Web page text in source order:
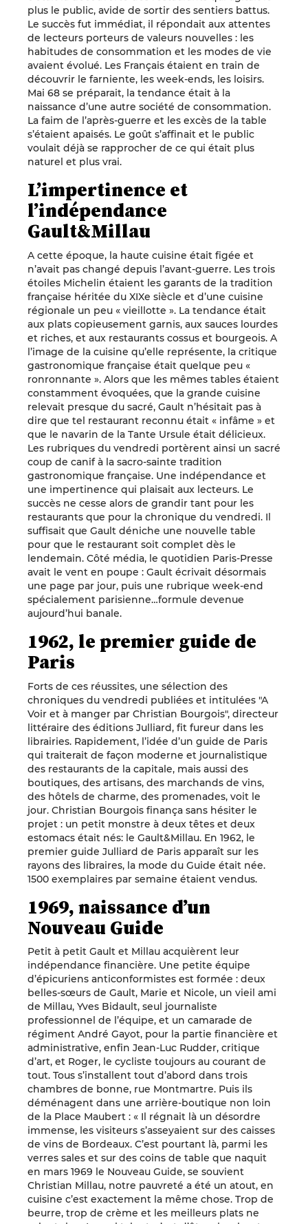
plus le public, avide de sortir des sentiers battus.
Le succès fut immédiat, il répondait aux attentes
de lecteurs porteurs de valeurs nouvelles : les
habitudes de consommation et les modes de vie
avaient évolué. Les Français étaient en train de
découvrir le farniente, les week-ends, les loisirs.
Mai 68 se préparait, la tendance était à la
naissance d’une autre société de consommation.
La faim de l’après-guerre et les excès de la table
s’étaient apaisés. Le goût s’affinait et le public
voulait déjà se rapprocher de ce qui était plus
naturel et plus vrai.
L’impertinence et
l’indépendance
Gault&Millau
A cette époque, la haute cuisine était figée et
n’avait pas changé depuis l’avant-guerre. Les trois
étoiles Michelin étaient les garants de la tradition
française héritée du XIXe siècle et d’une cuisine
régionale un peu « vieillotte ». La tendance était
aux plats copieusement garnis, aux sauces lourdes
et riches, et aux restaurants cossus et bourgeois. A
l’image de la cuisine qu’elle représente, la critique
gastronomique française était quelque peu «
ronronnante ». Alors que les mêmes tables étaient
constamment évoquées, que la grande cuisine
relevait presque du sacré, Gault n’hésitait pas à
dire que tel restaurant reconnu était « infâme » et
que le navarin de la Tante Ursule était délicieux.
Les rubriques du vendredi portèrent ainsi un sacré
coup de canif à la sacro-sainte tradition
gastronomique française. Une indépendance et
une impertinence qui plaisait aux lecteurs. Le
succès ne cesse alors de grandir tant pour les
restaurants que pour la chronique du vendredi. Il
suffisait que Gault déniche une nouvelle table
pour que le restaurant soit complet dès le
lendemain. Côté média, le quotidien Paris-Presse
avait le vent en poupe : Gault écrivait désormais
une page par jour, puis une rubrique week-end
spécialement parisienne…formule devenue
aujourd’hui banale.
1962, le premier guide de
Paris
Forts de ces réussites, une sélection des
chroniques du vendredi publiées et intitulées "A
Voir et à manger par Christian Bourgois", directeur
littéraire des éditions Julliard, fit fureur dans les
librairies. Rapidement, l’idée d’un guide de Paris
qui traiterait de façon moderne et journalistique
des restaurants de la capitale, mais aussi des
boutiques, des artisans, des marchands de vins,
des hôtels de charme, des promenades, voit le
jour. Christian Bourgois finança sans hésiter le
projet : un petit monstre à deux têtes et deux
estomacs était nés: le Gault&Millau. En 1962, le
premier guide Julliard de Paris apparaît sur les
rayons des libraires, la mode du Guide était née.
1500 exemplaires par semaine étaient vendus.
1969, naissance d’un
Nouveau Guide
Petit à petit Gault et Millau acquièrent leur
indépendance financière. Une petite équipe
d’épicuriens anticonformistes est formée : deux
belles-sœurs de Gault, Marie et Nicole, un vieil ami
de Millau, Yves Bidault, seul journaliste
professionnel de l’équipe, et un camarade de
régiment André Gayot, pour la partie financière et
administrative, enfin Jean-Luc Rudder, critique
d’art, et Roger, le cycliste toujours au courant de
tout. Tous s’installent tout d’abord dans trois
chambres de bonne, rue Montmartre. Puis ils
déménagent dans une arrière-boutique non loin
de la Place Maubert : « Il régnait là un désordre
immense, les visiteurs s’asseyaient sur des caisses
de vins de Bordeaux. C’est pourtant là, parmi les
verres sales et sur des coins de table que naquit
en mars 1969 le Nouveau Guide, se souvient
Christian Millau, notre pauvreté a été un atout, en
cuisine c’est exactement la même chose. Trop de
beurre, trop de crème et les meilleurs plats ne